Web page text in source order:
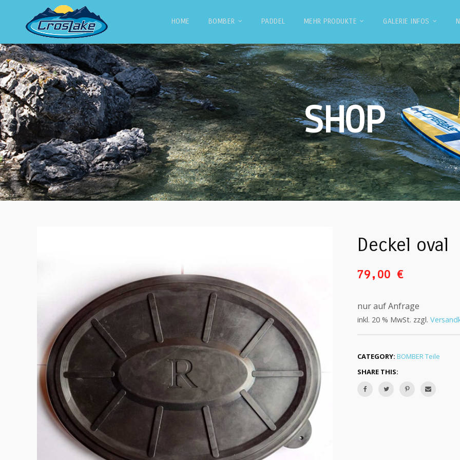
HOME BOMBER PADDEL MEHR PRODUKTE GALERIE INFOS
SHOP
Deckel oval
79,00 €
nur auf Anfrage
inkl. 20 % MwSt. zzgl.
CATEGORY: BOMBER Teile
SHARE THIS: